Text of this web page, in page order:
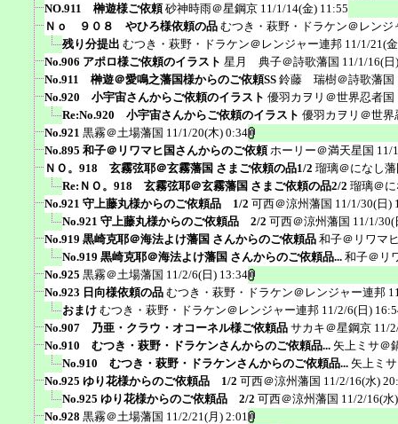
NO.911 榊遊様ご依頼 砂神時雨＠星鋼京 11/1/14(金) 11:55
Ｎｏ ９０８ やひろ様依頼の品 むつき・萩野・ドラケン＠レンジ
残り分提出 むつき・萩野・ドラケン＠レンジャー連邦 11/1/21(
No.906 アポロ様ご依頼のイラスト 星月 典子＠詩歌藩国 11/1/16(日
No.911 榊遊＠愛鳴之藩国様からのご依頼SS 鈴藤 瑞樹＠詩歌藩国
No.920 小宇宙さんからご依頼のイラスト 優羽カヲリ＠世界忍者国
Re:No.920 小宇宙さんからご依頼のイラスト 優羽カヲリ＠世界
No.921 黒霧＠土場藩国 11/1/20(木) 0:34
No.895 和子＠リワマヒ国さんからのご依頼 ホーリー＠満天星国 11/
ＮＯ。918 玄霧弦耶＠玄霧藩国 さまご依頼の品1/2 瑠璃＠になし
Re:ＮＯ。918 玄霧弦耶＠玄霧藩国 さまご依頼の品2/2 瑠璃＠
No.921 守上藤丸様からのご依頼品 1/2 可西＠涼州藩国 11/1/30(日)
No.921 守上藤丸様からのご依頼品 2/2 可西＠涼州藩国 11/1/30(
No.919 黒崎克耶＠海法よけ藩国 さんからのご依頼品 和子＠リワマ
No.919 黒崎克耶＠海法よけ藩国 さんからのご依頼品... 和子＠リ
No.925 黒霧＠土場藩国 11/2/6(日) 13:34
No.923 日向様依頼の品 むつき・萩野・ドラケン＠レンジャー連邦
おまけ むつき・萩野・ドラケン＠レンジャー連邦 11/2/6(日)
No.907 乃亜・クラウ・オコーネル様ご依頼品 サカキ＠星鋼京 11/
No.910 むつき・萩野・ドラケンさんからのご依頼品... 矢上ミサ＠
No.910 むつき・萩野・ドラケンさんからのご依頼品... 矢上ミ
No.925 ゆり花様からのご依頼品 1/2 可西＠涼州藩国 11/2/16(水)
No.925 ゆり花様からのご依頼品 2/2 可西＠涼州藩国 11/2/16(水
No.928 黒霧＠土場藩国 11/2/21(月) 2:01